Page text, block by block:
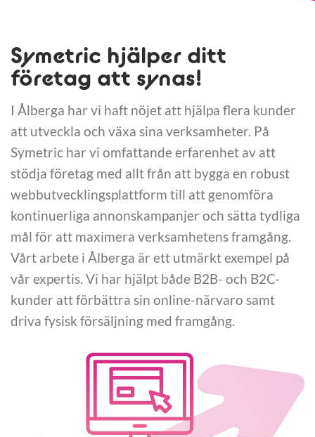
Symetric hjälper ditt
företag att synas!
I Ålberga har vi haft nöjet att hjälpa flera kunder
att utveckla och växa sina verksamheter. På
Symetric har vi omfattande erfarenhet av att
stödja företag med allt från att bygga en robust
webbutvecklingsplattform till att genomföra
kontinuerliga annonskampanjer och sätta tydliga
mål för att maximera verksamhetens framgång.
Vårt arbete i Ålberga är ett utmärkt exempel på
vår expertis. Vi har hjälpt både B2B- och B2C-
kunder att förbättra sin online-närvaro samt
driva fysisk försäljning med framgång.